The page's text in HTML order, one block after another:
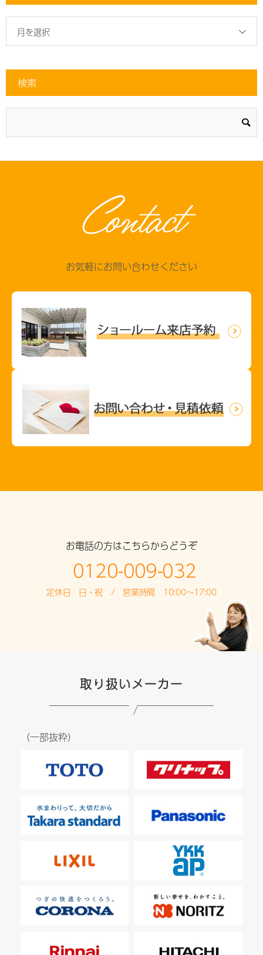
月を選択
検索
Contact
お気軽にお問い合わせください
お電話の方はこちらからどうぞ
0120-009-032
定休日 日・祝 / 営業時間 10:00～17:00
取り扱いメーカー
（一部抜粋）